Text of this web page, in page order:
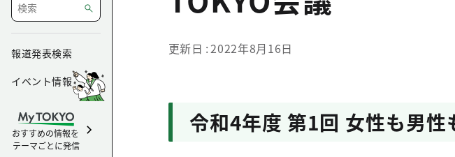
報道発表検索
イベント情報
おすすめの情報を
テーマごとに発信
更新日 2022年8月16日
令和4年度 第1回 女性も男性